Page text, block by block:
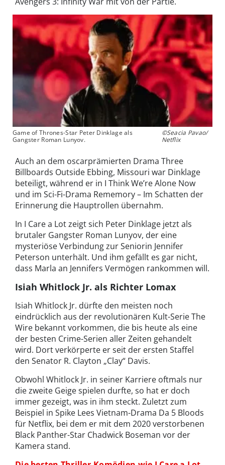
Game of Thrones-Star Peter Dinklage als
Gangster Roman Lunyov.
©Seacia Pavao/
Netflix
Auch an dem oscarprämierten Drama Three
Billboards Outside Ebbing, Missouri war Dinklage
beteiligt, während er in I Think We’re Alone Now
und im Sci-Fi-Drama Rememory – Im Schatten der
Erinnerung die Hauptrollen übernahm.
In I Care a Lot zeigt sich Peter Dinklage jetzt als
brutaler Gangster Roman Lunyov, der eine
mysteriöse Verbindung zur Seniorin Jennifer
Peterson unterhält. Und ihm gefällt es gar nicht,
dass Marla an Jennifers Vermögen rankommen will.
Isiah Whitlock Jr. als Richter Lomax
Isiah Whitlock Jr. dürfte den meisten noch
eindrücklich aus der revolutionären Kult-Serie The
Wire bekannt vorkommen, die bis heute als eine
der besten Crime-Serien aller Zeiten gehandelt
wird. Dort verkörperte er seit der ersten Staffel
den Senator R. Clayton „Clay“ Davis.
Obwohl Whitlock Jr. in seiner Karriere oftmals nur
die zweite Geige spielen durfte, so hat er doch
immer gezeigt, was in ihm steckt. Zuletzt zum
Beispiel in Spike Lees Vietnam-Drama Da 5 Bloods
für Netflix, bei dem er mit dem 2020 verstorbenen
Black Panther-Star Chadwick Boseman vor der
Kamera stand.